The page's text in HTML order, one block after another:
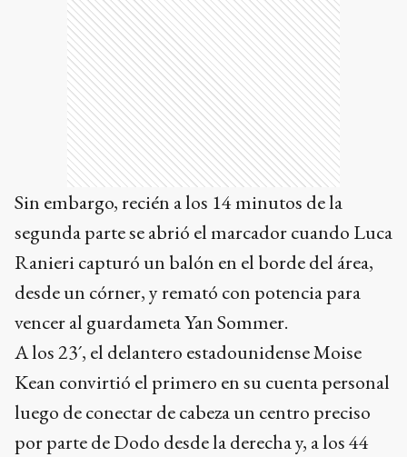
Sin embargo, recién a los 14 minutos de la
segunda parte se abrió el marcador cuando Luca
Ranieri capturó un balón en el borde del área,
desde un córner, y remató con potencia para
vencer al guardameta Yan Sommer.
A los 23´, el delantero estadounidense Moise
Kean convirtió el primero en su cuenta personal
luego de conectar de cabeza un centro preciso
por parte de Dodo desde la derecha y, a los 44